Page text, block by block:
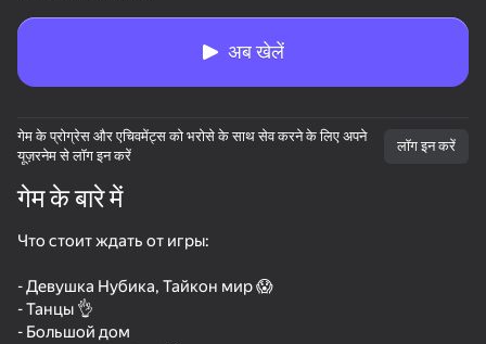
यह गेम केवल लैंडस्केप
अब खेलें
गेम के प्रोग्रेस और एचिवमेंट्स को भरोसे के साथ सेव करने के लिए अपने
यूज़रनेम से लॉग इन करें
लॉग इन करें
गेम के बारे में
Что стоит ждать от игры:
- Девушка Нубика, Тайкон мир 😱
- Танцы 👌
- Большой дом